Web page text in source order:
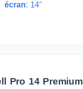
écran: 14"
Pro 14 Premium